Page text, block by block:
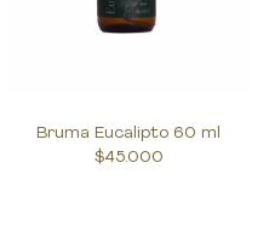
Bruma Eucalipto 60 ml
$45.000